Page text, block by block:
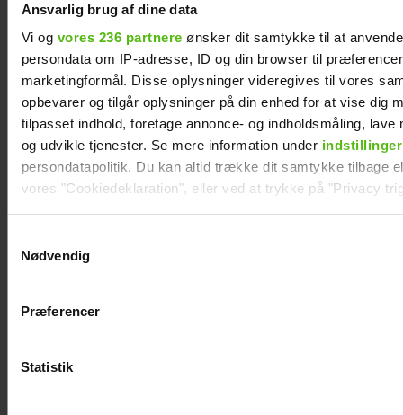
Ansvarlig brug af dine data
Vi og vores 236 partnere ønsker dit samtykke til at
persondata om IP-adresse, ID og din browser til
marketingformål. Disse oplysninger videregives til vores
opbevarer og tilgår oplysninger på din enhed for at vise dig
tilpasset indhold, foretage annonce- og indholdsmåling, lave
og udvikle tjenester. Se mere information under indstillinger
persondatapolitik. Du kan altid trække dit samtykke tilbage
vores "Cookiedeklaration", eller ved at trykke på "Privacy
Vi anvender egne cookies og cookies fra tredjeparter til at
generere statistik og huske dine præferencer samt til brug
Nødvendig
Præferencer
Statistik
Mie og Anders nyder hinanden på Smukfest: